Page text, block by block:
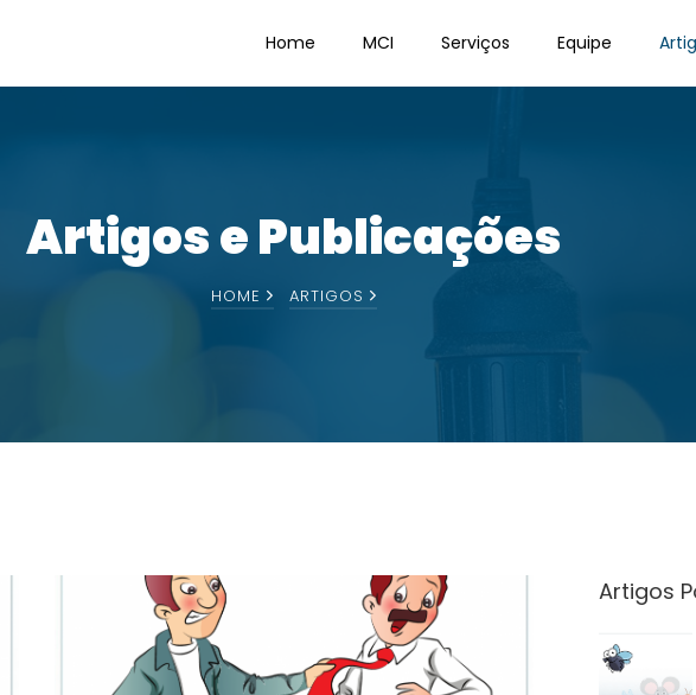
Home MCI Serviços Equipe
Artigos e Publicações
HOME ARTIGOS
Artigos